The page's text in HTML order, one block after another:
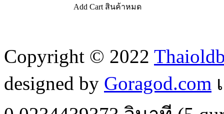
Add Cart สินค้าหมด
Copyright © 2022
designed by Goragod.com